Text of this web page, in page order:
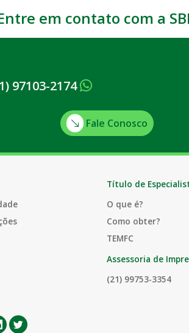
em contato com a
97103-2174
Fale Conosco
Título de
O que é?
Como obter?
TEMFC
Assessoria de
(21) 99753-3354